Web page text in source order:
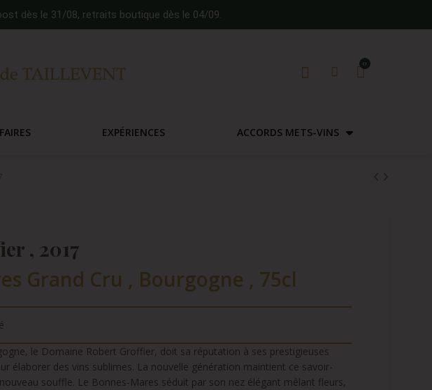
dès le 31/08, retraits boutique dès le 04/09.
EXPÉRIENCES ACCORDS METS-VINS
, 2017
Grand Cru , Bourgogne , 75cl
le Domaine Robert Groffier, doit sa réputation à ses prestigieuses
élaborer des vins sublimes. La nouvelle génération maintient ce savoir-
souffle. Le Bonnes-Mares séduit par son nez élégant mêlant fleurs,